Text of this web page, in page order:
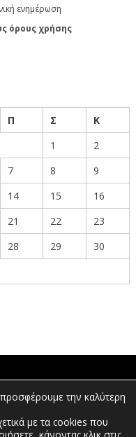
ενημέρωση
όρους χρήσης
Π Σ
Κ
1
2
7 8
9
14 15
16
21 22
23
28 29
30
την καλύτερη
με τα cookies που